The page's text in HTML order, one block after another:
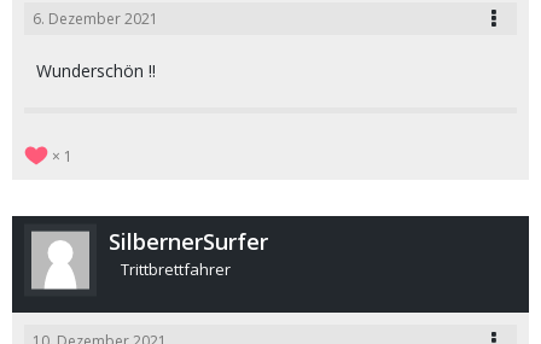
6. Dezember 2021
Wunderschön !!
1
SilbernerSurfer
Trittbrettfahrer